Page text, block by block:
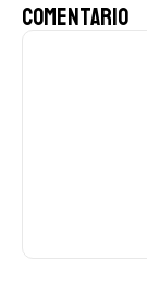
Comentario